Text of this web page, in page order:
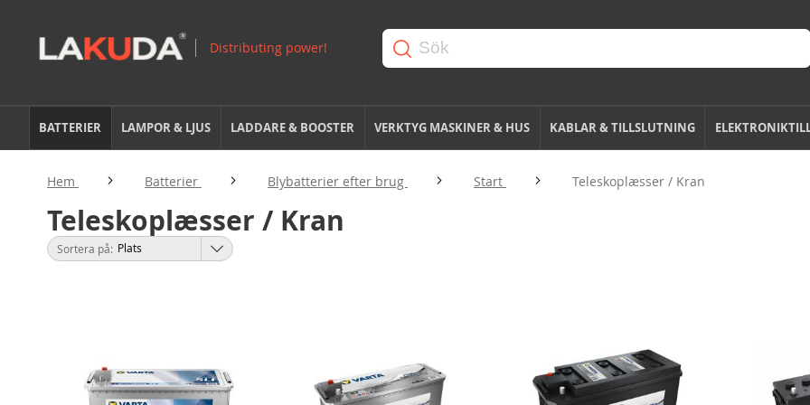
BATTERIER LAMPOR & LJUS LADDARE & BOOSTER VERKTYG MASKINER & HUS KABLAR & TILLSLUTNING
Hem Batterier Blybatterier efter brug Start Teleskoplæsser / Kran
Teleskoplæsser / Kran
Sortera på